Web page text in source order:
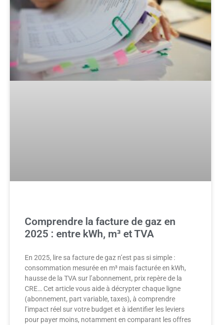
Comprendre la facture de gaz en
2025 : entre kWh, m³ et TVA
En 2025, lire sa facture de gaz n’est pas si simple :
consommation mesurée en m³ mais facturée en kWh,
hausse de la TVA sur l’abonnement, prix repère de la
CRE… Cet article vous aide à décrypter chaque ligne
(abonnement, part variable, taxes), à comprendre
l’impact réel sur votre budget et à identifier les leviers
pour payer moins, notamment en comparant les offres